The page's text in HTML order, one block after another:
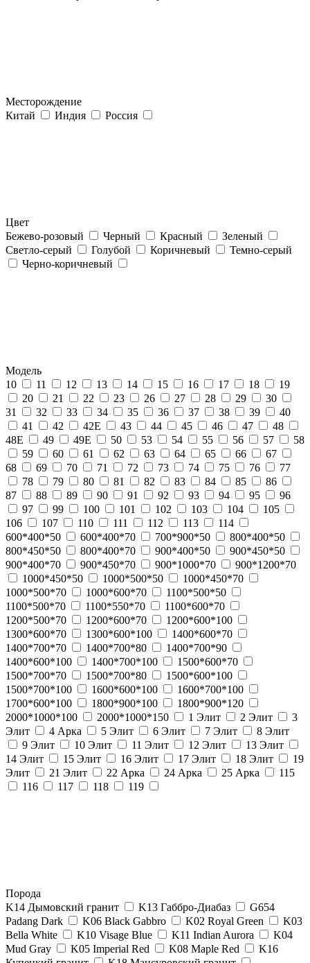
Месторождение
Китай
Индия Россия
Цвет
Бежево-розовый
Черный Красный
Зеленый
Светло-серый
Голубой Коричневый
Темно-серый
Черно-коричневый
Модель
10
11 12 13 14 15 16 17 18
19
20
21 22 23 26 27 28 29
30
31
32 33 34 35 36 37 38 39
40
41
42 42Е 43 44 45 46 47
48
48Е
49 49Е 50 53 54 55 56 57
58
59
60 61 62 63 64 65 66
67
68
69 70 71 72 73 74 75 76
77
78
79 80 81 82 83 84 85
86
87
88 89 90 91 92 93 94 95
96
97
99 100 101 102 103 104
105
106
107 110 111 112 113
114
600*400*50
600*400*70 700*900*50
800*400*50
800*450*50
800*400*70 900*400*50
900*450*50
900*400*70
900*450*70 900*1000*70
900*1200*70
1000*450*50
1000*500*50
1000*450*70
1000*500*70
1000*600*70
1100*500*50
1100*500*70
1100*550*70
1100*600*70
1200*500*70
1200*600*70
1200*600*100
1300*600*70
1300*600*100
1400*600*70
1400*700*70
1400*700*80
1400*700*90
1400*600*100
1400*700*100
1500*600*70
1500*700*70
1500*700*80
1500*600*100
1500*700*100
1600*600*100
1600*700*100
1700*600*100
1800*900*100
1800*900*120
2000*1000*100
2000*1000*150 1 Элит 2 Элит
3
Элит
4 Арка 5 Элит 6 Элит 7 Элит
8 Элит
9 Элит
10 Элит 11 Элит 12 Элит
13 Элит
14 Элит
15 Элит 16 Элит 17 Элит 18 Элит
19
Элит
21 Элит 22 Арка 24 Арка 25 Арка
115
116
117 118 119
Порода
K14 Дымовский гранит
K13 Габбро-Диабаз
G654
Padang Dark
K06 Black Gabbro K02 Royal Green
K03
Bella White
K10 Visage Blue K11 Indian Aurora
K04
Mud Gray
K05 Imperial Red K08 Maple Red
K16